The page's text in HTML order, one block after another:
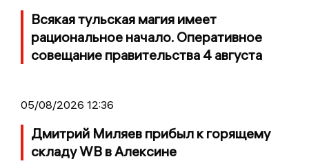
Всякая тульская магия имеет
рациональное начало. Оперативное
совещание правительства 4 августа
05/08/2026 12:36
Дмитрий Миляев прибыл к горящему
складу WB в Алексине